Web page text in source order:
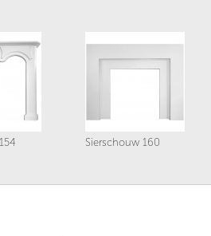
Sierschouw 160